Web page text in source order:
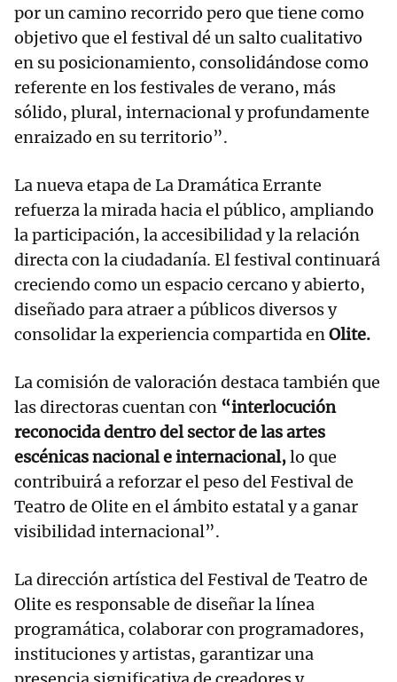
por un camino recorrido pero que tiene como
objetivo que el festival dé un salto cualitativo
en su posicionamiento, consolidándose como
referente en los festivales de verano, más
sólido, plural, internacional y profundamente
enraizado en su territorio”.
La nueva etapa de La Dramática Errante
refuerza la mirada hacia el público, ampliando
la participación, la accesibilidad y la relación
directa con la ciudadanía. El festival continuará
creciendo como un espacio cercano y abierto,
diseñado para atraer a públicos diversos y
consolidar la experiencia compartida enOlite.
La comisión de valoración destaca también que
las directoras cuentan con “interlocución
reconocida dentro del sector de las artes
escénicas nacional e internacional,lo que
contribuirá a reforzar el peso del Festival de
Teatro de Olite en el ámbito estatal y a ganar
visibilidad internacional”.
La dirección artística del Festival de Teatro de
Olite es responsable de diseñar la línea
programática, colaborar con programadores,
instituciones y artistas, garantizar una